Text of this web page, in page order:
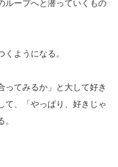
ループへと潜っていくもの
ようになる。
ってみるか」と大して好き
て、「やっぱり、好きじゃ